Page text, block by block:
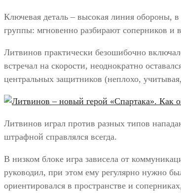
Ключевая деталь – высокая линия обороны,
группы: мгновенно разбирают соперников и
Литвинов практически безошибочно
встречал на скорости, неоднократно
центральных защитников (неплохо,
Литвинов играл против разных типов
штрафной справлялся всегда.
В низком блоке игра зависела от
руководил, при этом ему регулярно нужно
ориентировался в пространстве и